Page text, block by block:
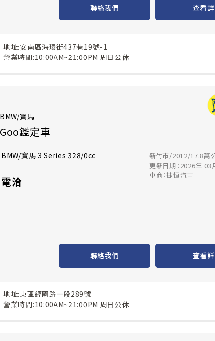
聯絡我們 查看
地址:安南區海環街437巷19號-1
營業時間:10:00AM~21:00PM 周日公休
BMW/寶馬
Goo鑑定車
BMW/寶馬 3 Series 328/0cc
電洽
新竹市/2012/17.8萬
更新日期：2026年 03
車商：捷恒汽車
聯絡我們 查看
地址:東區經國路一段289號
營業時間:10:00AM~21:00PM 周日公休